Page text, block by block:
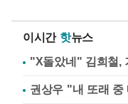
이시간 핫뉴스
"X돌았네" 김희철,
권상우 "내 또래